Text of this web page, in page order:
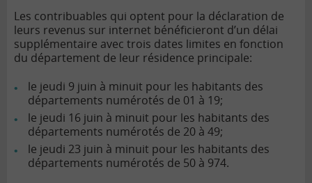
Les contribuables qui optent pour la déclaration de
leurs revenus sur internet bénéficieront d’un délai
supplémentaire avec trois dates limites en fonction
du département de leur résidence principale:
le jeudi 9 juin à minuit pour les habitants des
départements numérotés de 01 à 19;
le jeudi 16 juin à minuit pour les habitants des
départements numérotés de 20 à 49;
le jeudi 23 juin à minuit pour les habitants des
départements numérotés de 50 à 974.